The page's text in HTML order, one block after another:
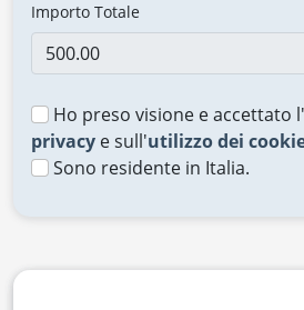
Importo Totale
Ho preso visione e accettato
privacy e sull'utilizzo dei
Sono residente in Italia.